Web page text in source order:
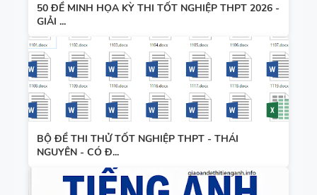
50 ĐỀ MINH HỌA KỲ THI TỐT NGHIỆP THPT 2026 -
GIẢI ...
BỘ ĐỀ THI THỬ TỐT NGHIỆP THPT - THÁI
NGUYÊN - CÓ Đ...